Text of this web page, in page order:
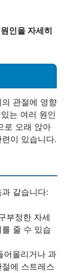
인을 자세히
관절에 영향
는 여러 원인
로 오래 앉아
이 있습니다.
같습니다:
부정한 자세
줄 수 있습
어올리거나 과
에 스트레스